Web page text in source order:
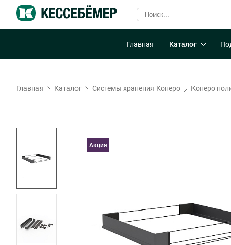
Главная Каталог
Главная Каталог Системы хранения Конеро Конеро
Акция